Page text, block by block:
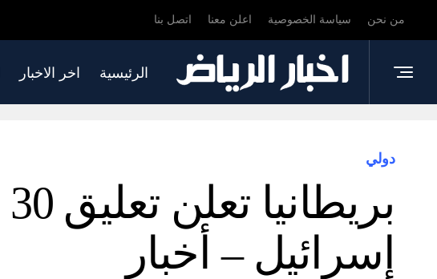
من نحن سياسة الخصوصية اعلن معنا اتصل بنا
الرئيسية اخر الاخبار
دولي
إسرائيل – أخبار